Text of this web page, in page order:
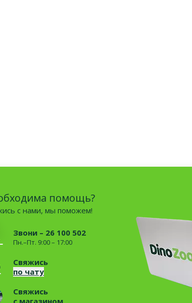
помощь?
с нами, мы поможем!
Звони – 26 100 502
Пн.–Пт. 9:00 – 17:00
Свяжись
по чату
Свяжись
с магазином